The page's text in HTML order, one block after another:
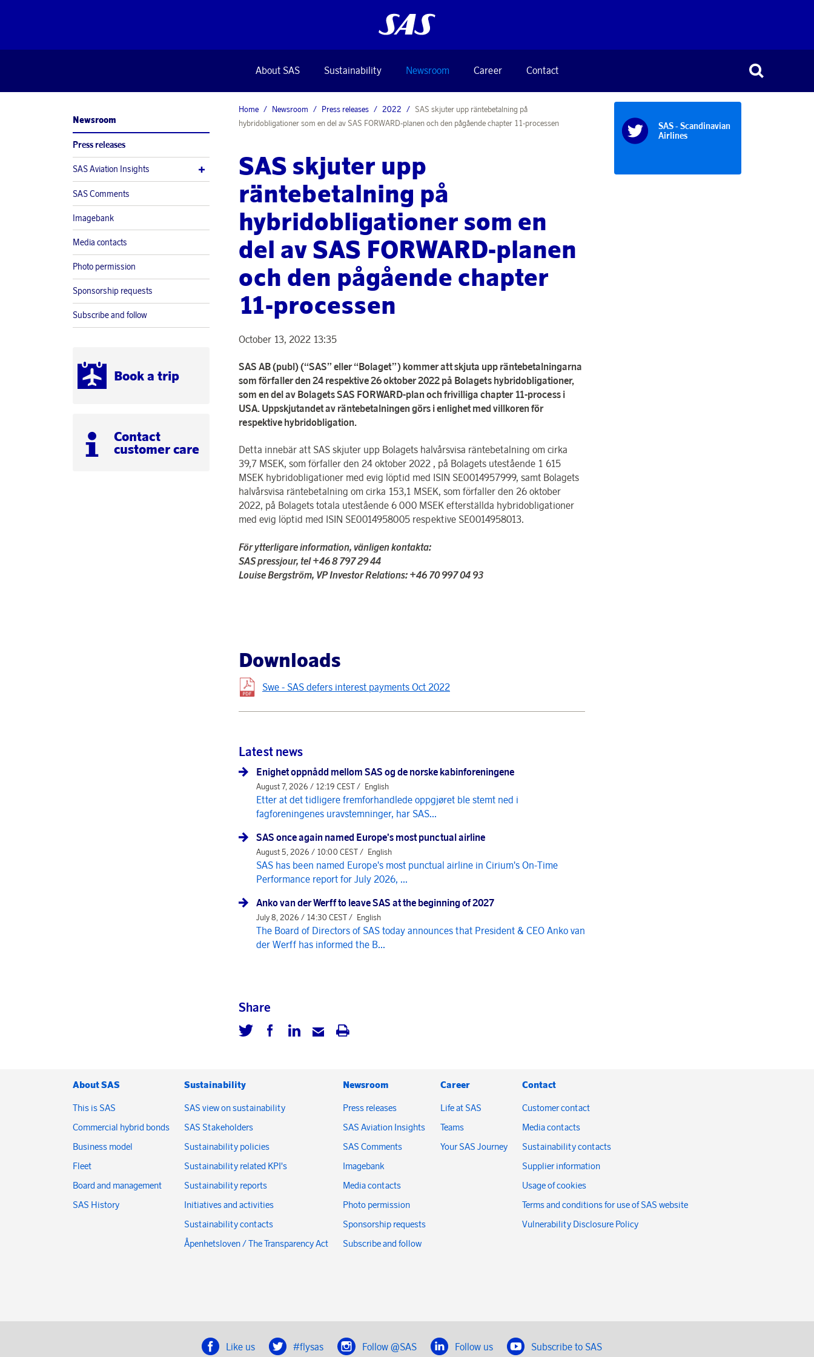
About SAS Sustainability Newsroom Career Contact
Newsroom
Press releases
SAS Aviation Insights
SAS Comments
Imagebank
Media contacts
Photo permission
Sponsorship requests
Subscribe and follow
Book a trip
Contact
customer care
Home Newsroom Press releases 2022
SAS skjuter upp räntebetalning på
hybridobligationer som en del av SAS FORWARD-planen och den pågående chapter 11-processen
SAS skjuter upp
räntebetalning på
hybridobligationer som en
del av SAS FORWARD-planen
och den pågående chapter
11-processen
October 13, 2022 13:35
SAS AB (publ) (“SAS” eller “Bolaget”) kommer att skjuta upp räntebetalningarna
som förfaller den 24 respektive 26 oktober 2022 på Bolagets hybridobligationer,
som en del av Bolagets SAS FORWARD-plan och frivilliga chapter 11-process i
USA. Uppskjutandet av räntebetalningen görs i enlighet med villkoren för
respektive hybridobligation.
Detta innebär att SAS skjuter upp Bolagets halvårsvisa räntebetalning om cirka
39,7 MSEK, som förfaller den 24 oktober 2022 , på Bolagets utestående 1 615
MSEK hybridobligationer med evig löptid med ISIN SE0014957999, samt Bolagets
halvårsvisa räntebetalning om cirka 153,1 MSEK, som förfaller den 26 oktober
2022, på Bolagets totala utestående 6 000 MSEK efterställda hybridobligationer
med evig löptid med ISIN SE0014958005 respektive SE0014958013.
För ytterligare information, vänligen kontakta:
SAS pressjour, tel +46 8 797 29 44
Louise Bergström, VP Investor Relations: +46 70 997 04 93
Downloads
Swe - SAS defers interest payments Oct 2022
Latest news
Enighet oppnådd mellom SAS og de norske kabinforeningene
August 7, 2026 / 12:19 CEST / English
Etter at det tidligere fremforhandlede oppgjøret ble stemt ned i
fagforeningenes uravstemninger, har SAS...
SAS once again named Europe's most punctual airline
August 5, 2026 / 10:00 CEST / English
SAS has been named Europe's most punctual airline in Cirium's On-Time
Performance report for July 2026, ...
Anko van der Werff to leave SAS at the beginning of 2027
July 8, 2026 / 14:30 CEST / English
The Board of Directors of SAS today announces that President & CEO Anko van
der Werff has informed the B...
Share
SAS - Scandinavian
Airlines
About SAS
This is SAS
Commercial hybrid bonds
Business model
Fleet
Board and management
SAS History
Sustainability
SAS view on sustainability
SAS Stakeholders
Sustainability policies
Sustainability related KPI's
Sustainability reports
Initiatives and activities
Sustainability contacts
Åpenhetsloven / The Transparency Act
Newsroom
Press releases
SAS Aviation Insights
SAS Comments
Imagebank
Media contacts
Photo permission
Sponsorship requests
Subscribe and follow
Career
Life at SAS
Teams
Your SAS Journey
Contact
Customer contact
Media contacts
Sustainability contacts
Supplier information
Usage of cookies
Terms and conditions for use of SAS website
Vulnerability Disclosure Policy
Like us #flysas Follow @SAS Follow us Subscribe to SAS